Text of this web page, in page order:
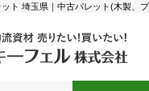
ト 埼玉県｜中古パレット(木製、